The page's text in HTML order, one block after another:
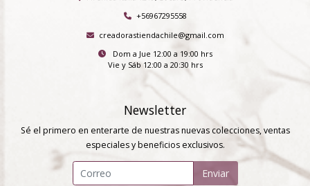
+56967295558
creadorastiendachile@gmail.com
Dom a Jue 12:00 a 19:00 hrs
Vie y Sáb 12:00 a 20:30 hrs
Newsletter
Sé el primero en enterarte de nuestras nuevas colecciones, ventas
especiales y beneficios exclusivos.
Enviar